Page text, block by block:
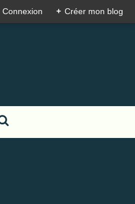
Connexion + Créer mon blog